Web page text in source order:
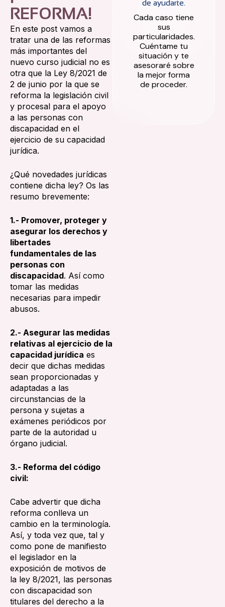
REFORMA!
En este post vamos a
tratar una de las reformas
más importantes del
nuevo curso judicial no es
otra que la Ley 8/2021 de
2 de junio por la que se
reforma la legislación civil
y procesal para el apoyo
a las personas con
discapacidad en el
ejercicio de su capacidad
jurídica.
¿Qué novedades jurídicas
contiene dicha ley? Os las
resumo brevemente:
1.- Promover, proteger y
asegurar los derechos y
libertades
fundamentales de las
personas con
discapacidad. Así como
tomar las medidas
necesarias para impedir
abusos.
2.- Asegurar las medidas
relativas al ejercicio de la
capacidad jurídica es
decir que dichas medidas
sean proporcionadas y
adaptadas a las
circunstancias de la
persona y sujetas a
exámenes periódicos por
parte de la autoridad u
órgano judicial.
3.- Reforma del código
civil:
Cabe advertir que dicha
reforma conlleva un
cambio en la terminología.
Así, y toda vez que, tal y
como pone de manifiesto
el legislador en la
exposición de motivos de
la ley 8/2021, las personas
con discapacidad son
titulares del derecho a la
de ayudarte.
Cada caso tiene
sus
particularidades.
Cuéntame tu
situación y te
asesoraré sobre
la mejor forma
de proceder.